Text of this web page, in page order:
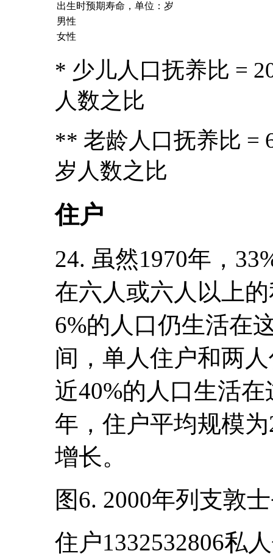
出生时预期寿命，单位：岁
男性
女性
* 少儿人口抚养比 =
人数之比
** 老龄人口抚养比 =
岁人数之比
住户
24. 虽然1970年，
在六人或六人以上
6%的人口仍生活在
间，单人住户和两
近40%的人口生活
年，住户平均规模
增长。
图6. 2000年列支敦
住户1332532806私